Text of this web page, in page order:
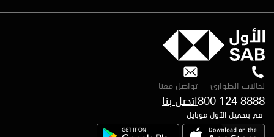
لحالات الطوارئ
800 124 8888
تواصل معنا
اتصل بنا
قم بتحميل الأول موبايل